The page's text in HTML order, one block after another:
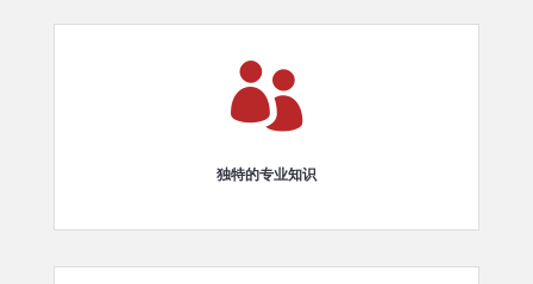

独特的专业知识